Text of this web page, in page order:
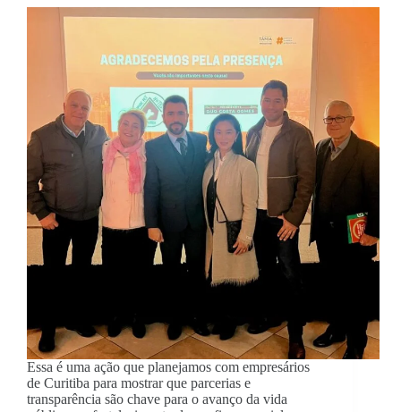
Essa é uma ação que planejamos com empresários
de Curitiba para mostrar que parcerias e
transparência são chave para o avanço da vida